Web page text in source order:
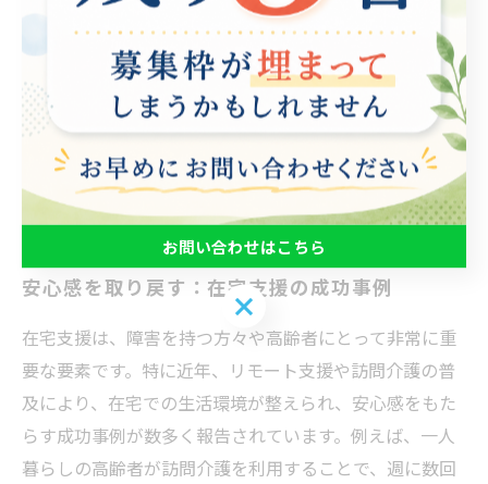
可能になります。これにより、本人のニーズに合わせた
柔軟なサポートが実現し、希望に沿った生活を送る手助
けとなります。さらに、在宅支援は地域とのつながりを
深めることにも寄与します。安心感を持てる環境作りが
進むことで、誰もが自分らしく生きることができる社会
の実現に向けて、一人ひとりの支援が重要です。
安心感を取り戻す：在宅支援の成功事例
在宅支援は、障害を持つ方々や高齢者にとって非常に重
要な要素です。特に近年、リモート支援や訪問介護の普
及により、在宅での生活環境が整えられ、安心感をもた
らす成功事例が数多く報告されています。例えば、一人
暮らしの高齢者が訪問介護を利用することで、週に数回
お問い合わせはこちら
お問い合わせはこちら